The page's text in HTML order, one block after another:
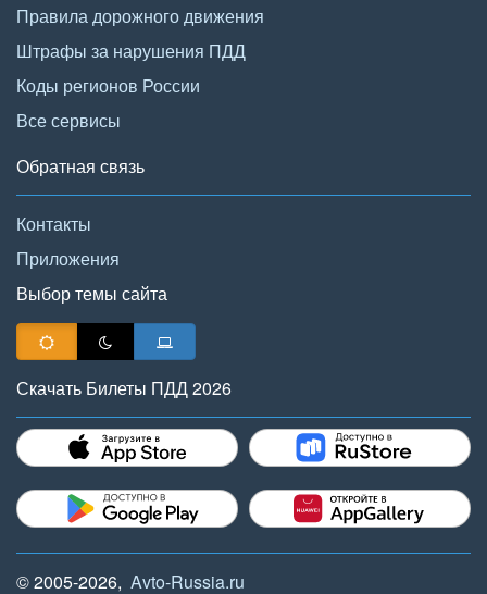
Правила дорожного движения
Штрафы за нарушения ПДД
Коды регионов России
Все сервисы
Обратная связь
Контакты
Приложения
Выбор темы сайта
Скачать Билеты ПДД 2026
© 2005-2026, Avto-Russia.ru